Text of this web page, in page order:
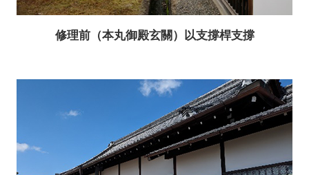
修理前（本丸御殿玄關）以支撐桿支撐